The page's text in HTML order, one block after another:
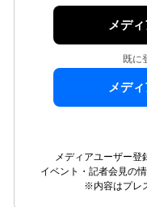
メデ
既に
メデ
メディアユーザー登
イベント・記者会見の
※内容はプレ